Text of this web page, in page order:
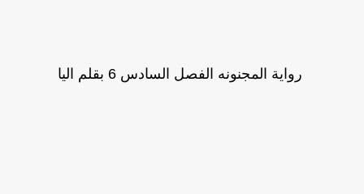
رواية المجنونه الفصل السادس 6 بقلم اليا